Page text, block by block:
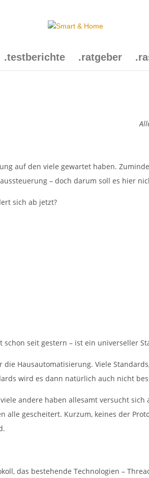
.testberichte .ratgeber
auf den viele gewartet haben.
– doch darum soll es hier
sich ab jetzt?
seit gestern – ist ein universeller
Hausautomatisierung. Viele
wird es dann natürlich auch nicht
viele andere haben allesamt versucht
alle gescheitert. Kurzum, keines der
das bestehende Technologien –